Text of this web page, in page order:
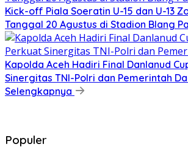
Kick-off Piala Soeratin U-15 dan U-13
Tanggal 20 Agustus di Stadion Blang
Kapolda Aceh Hadiri Final Danlanud
Sinergitas TNI-Polri dan Pemerintah
Selengkapnya
Populer